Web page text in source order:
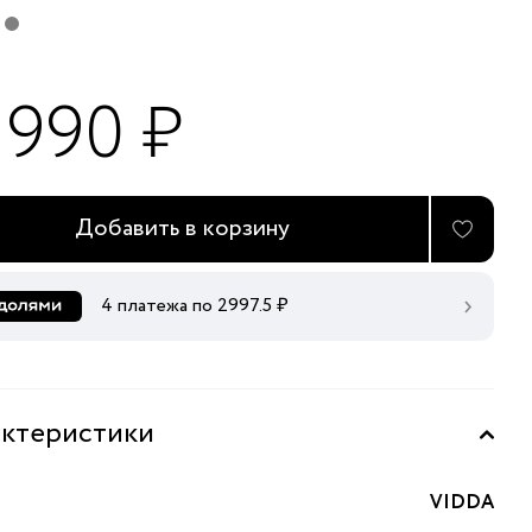
990 ₽
Добавить в корзину
4 платежа по 2997.5 ₽
VIDDA